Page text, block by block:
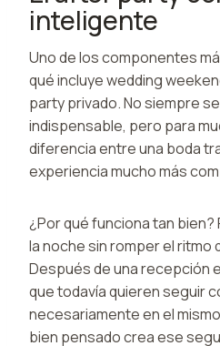
inteligente
Uno de los componentes
qué incluye wedding
party privado. No siempre
indispensable, pero para
diferencia entre una boda
experiencia mucho más
¿Por qué funciona tan
la noche sin romper el ritmo
Después de una recepción
que todavía quieren seguir
necesariamente en el
bien pensado crea ese